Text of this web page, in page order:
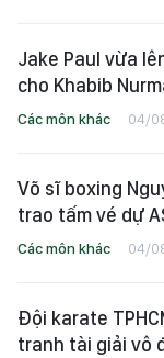
Jake Paul vừa
cho Khabib
Các môn khác 04/
Võ sĩ boxing
trao tấm vé dự
Các môn khác 04/
Đội karate
tranh tài giải vô